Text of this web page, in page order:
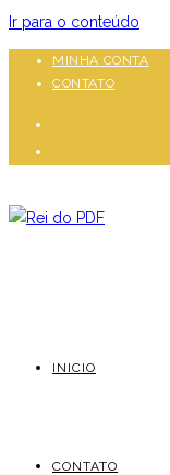
Ir para o conteúdo
MINHA CONTA
CONTATO
INICIO
CONTATO